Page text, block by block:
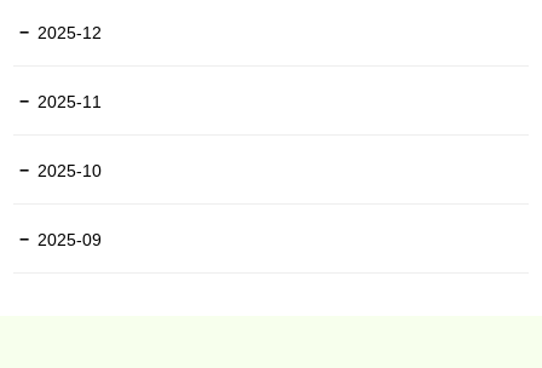
2025-12
2025-11
2025-10
2025-09